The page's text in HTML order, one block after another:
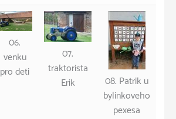
06.
venku
pro deti
07.
traktorista
Erik
08. Patrik u
bylinkoveho
pexesa